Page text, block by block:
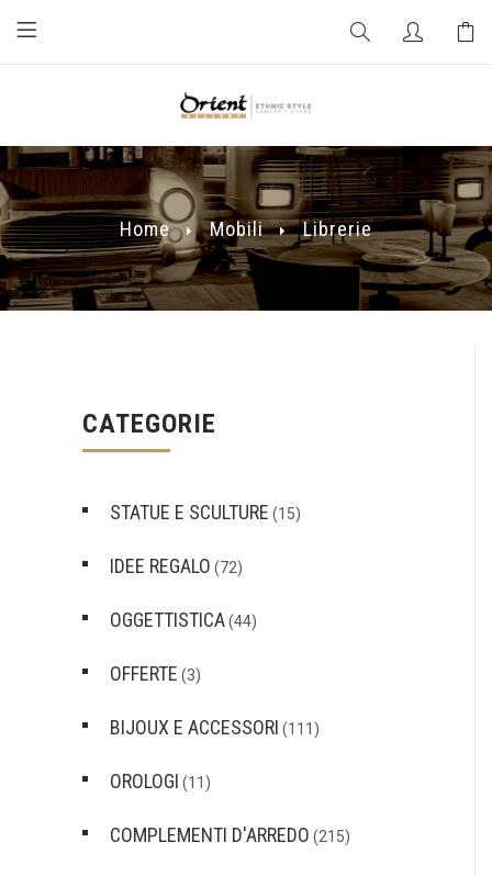
Home Mobili Librerie
CATEGORIE
STATUE E SCULTURE (15)
IDEE REGALO (72)
OGGETTISTICA(44)
OFFERTE (3)
BIJOUX E ACCESSORI (111)
OROLOGI (11)
COMPLEMENTI D'ARREDO (215)